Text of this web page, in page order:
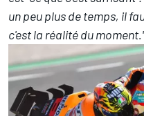
un peu plus de temps, il
c'est la réalité du